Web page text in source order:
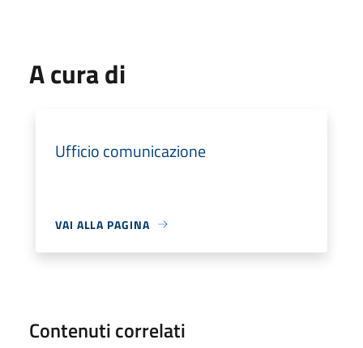
A cura di
Ufficio comunicazione
VAI ALLA PAGINA
Contenuti correlati